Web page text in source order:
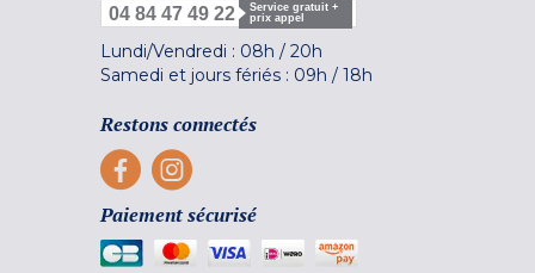
04 84 47 49 22
Service gratuit +
prix appel
Lundi/Vendredi : 08h / 20h
Samedi et jours fériés : 09h / 18h
Restons connectés
Paiement sécurisé